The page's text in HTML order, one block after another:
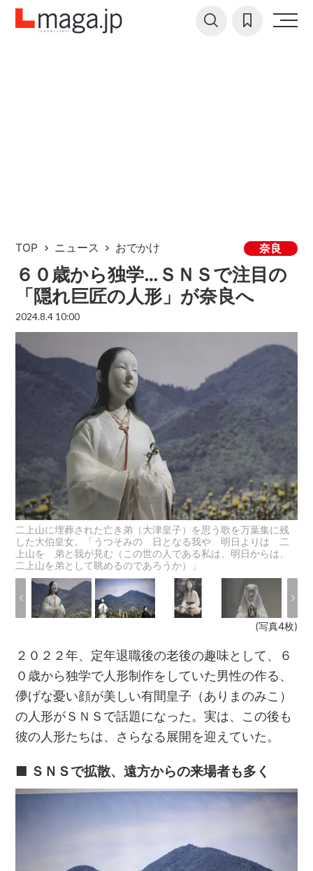
TOP ニュース おでかけ 奈良
６０歳から独学…ＳＮＳで注目の
「隠れ巨匠の人形」が奈良へ
2024.8.4 10:00
二上山に埋葬された亡き弟（大津皇子）を思う歌を万葉集に残
した大伯皇女。「うつそみの 日となる我や 明日よりは 二
上山を 弟と我が見む（この世の人である私は、明日からは、
二上山を弟として眺めるのであろうか）」
(写真4枚)
２０２２年、定年退職後の老後の趣味として、６
０歳から独学で人形制作をしていた男性の作る、
儚げな憂い顔が美しい有間皇子（ありまのみこ）
の人形がＳＮＳで話題になった。実は、この後も
彼の人形たちは、さらなる展開を迎えていた。
■ ＳＮＳで拡散、遠方からの来場者も多く